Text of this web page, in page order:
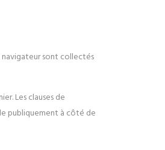
navigateur sont collectés
Les clauses de
publiquement à côté de